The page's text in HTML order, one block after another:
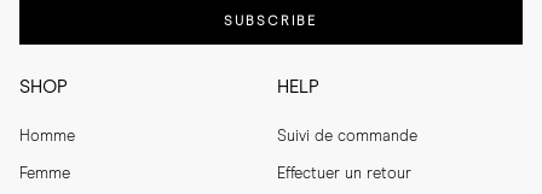
SHOP
Homme
Femme
HELP
Suivi de commande
Effectuer un retour
SUBSCRIBE